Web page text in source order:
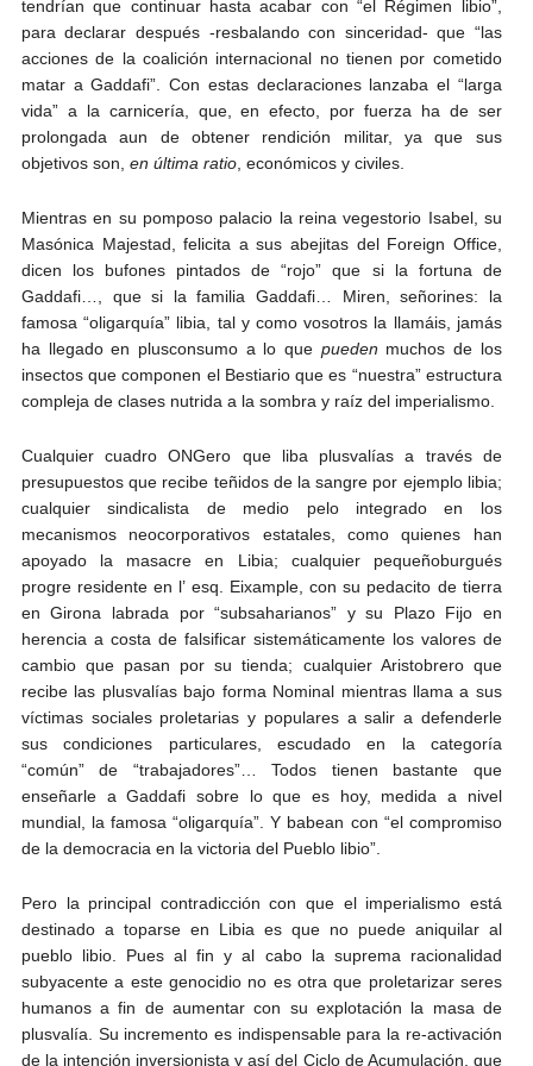
tendrían que continuar hasta acabar con “el Régimen libio”,
para declarar después -resbalando con sinceridad- que “las
acciones de la coalición internacional no tienen por cometido
matar a Gaddafi”. Con estas declaraciones lanzaba el “larga
vida” a la carnicería, que, en efecto, por fuerza ha de ser
prolongada aun de obtener rendición militar, ya que sus
objetivos son, en última ratio, económicos y civiles.
Mientras en su pomposo palacio la reina vegestorio Isabel, su
Masónica Majestad, felicita a sus abejitas del Foreign Office,
dicen los bufones pintados de “rojo” que si la fortuna de
Gaddafi…, que si la familia Gaddafi… Miren, señorines: la
famosa “oligarquía” libia, tal y como vosotros la llamáis, jamás
ha llegado en plusconsumo a lo que pueden muchos de los
insectos que componen el Bestiario que es “nuestra” estructura
compleja de clases nutrida a la sombra y raíz del imperialismo.
Cualquier cuadro ONGero que liba plusvalías a través de
presupuestos que recibe teñidos de la sangre por ejemplo libia;
cualquier sindicalista de medio pelo integrado en los
mecanismos neocorporativos estatales, como quienes han
apoyado la masacre en Libia; cualquier pequeñoburgués
progre residente en l’ esq. Eixample, con su pedacito de tierra
en Girona labrada por “subsaharianos” y su Plazo Fijo en
herencia a costa de falsificar sistemáticamente los valores de
cambio que pasan por su tienda; cualquier Aristobrero que
recibe las plusvalías bajo forma Nominal mientras llama a sus
víctimas sociales proletarias y populares a salir a defenderle
sus condiciones particulares, escudado en la categoría
“común” de “trabajadores”… Todos tienen bastante que
enseñarle a Gaddafi sobre lo que es hoy, medida a nivel
mundial, la famosa “oligarquía”. Y babean con “el compromiso
de la democracia en la victoria del Pueblo libio”.
Pero la principal contradicción con que el imperialismo está
destinado a toparse en Libia es que no puede aniquilar al
pueblo libio. Pues al fin y al cabo la suprema racionalidad
subyacente a este genocidio no es otra que proletarizar seres
humanos a fin de aumentar con su explotación la masa de
plusvalía. Su incremento es indispensable para la re-activación
de la intención inversionista y así del Ciclo de Acumulación, que